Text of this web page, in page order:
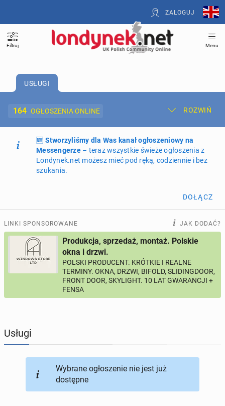
ZALOGUJ
Filtruj Menu
USŁUGI
164 OGŁOSZENIA ONLINE ROZWIŃ
Dodaj ogłoszenie Moje ogłoszenia
Oferta i cennik ogłoszeń
ogłoszeń online
PROFILE KANDYDATÓW 286 profili online
USŁUGI 164ogłoszenia online
MOTORYZACJA 10ogłoszeń online
🆕 Stworzyliśmy dla Was kanał ogłoszeniowy na
Messengerze– teraz wszystkie świeże ogłoszenia z
Londynek.net możesz mieć pod ręką, codziennie i bez
szukania.
DOŁĄCZ
LINKI SPONSOROWANE JAK DODAĆ?
Produkcja, sprzedaż, montaż. Polskie
okna i drzwi.
POLSKI PRODUCENT. KRÓTKIE I REALNE
TERMINY. OKNA, DRZWI, BIFOLD, SLIDINGDOOR,
FRONT DOOR, SKYLIGHT. 10 LAT GWARANCJI +
FENSA
Usługi
Wybrane ogłoszenie nie jest już
dostępne